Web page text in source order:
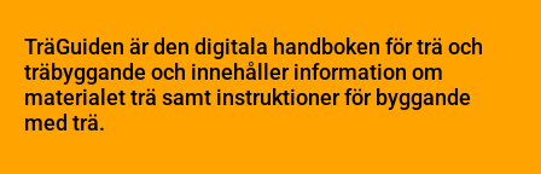
Skogsbruk
Barrträdets uppbyggnad
Träets egenskaper och kvalitet
TräGuiden är den digitala handboken för trä och
träbyggande och innehåller information om
materialet trä samt instruktioner för byggande
med trä.